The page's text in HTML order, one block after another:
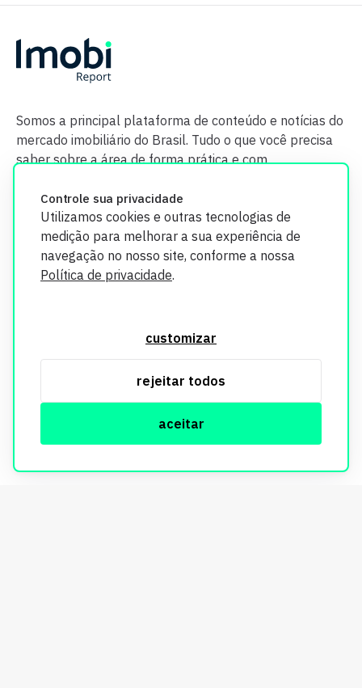
Controle sua privacidade
Utilizamos cookies e outras tecnologias de
medição para melhorar a sua experiência de
navegação no nosso site, conforme a nossa
Política de privacidade.
customizar
rejeitar todos
aceitar
Somos a principal plataforma de conteúdo e notícias do
mercado imobiliário do Brasil. Tudo o que você precisa
saber sobre a área de forma prática e com
segurança. Todos os dados coletados em nosso site são
utilizados exclusivamente para fins de aprimoramento de
informações, consulte nossa Política de Privacidade.
© Copyright Imobi Report. Todos os direitos reservados.
Política de privacidade
mobister